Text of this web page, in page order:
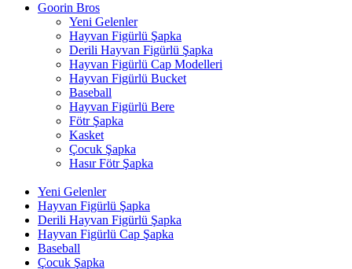
Goorin Bros
Yeni Gelenler
Hayvan Figürlü Şapka
Derili Hayvan Figürlü Şapka
Hayvan Figürlü Cap Modelleri
Hayvan Figürlü Bucket
Baseball
Hayvan Figürlü Bere
Fötr Şapka
Kasket
Çocuk Şapka
Hasır Fötr Şapka
Yeni Gelenler
Hayvan Figürlü Şapka
Derili Hayvan Figürlü Şapka
Hayvan Figürlü Cap Şapka
Baseball
Çocuk Şapka